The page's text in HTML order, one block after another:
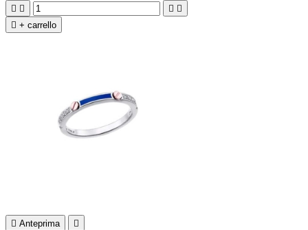
   
 + carrello
 Anteprima 